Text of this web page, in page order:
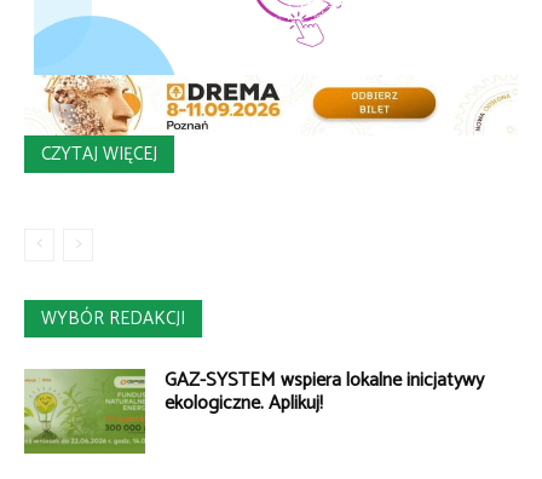
CZYTAJ WIĘCEJ
WYBÓR REDAKCJI
GAZ-SYSTEM wspiera lokalne inicjatywy
ekologiczne. Aplikuj!